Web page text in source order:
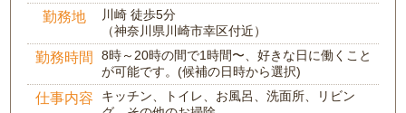
勤務地
川崎 徒歩5分
（神奈川県川崎市幸区付近）
勤務時間
8時～20時の間で1時間〜、好きな日に働くこと
が可能です。(候補の日時から選択)
仕事内容
キッチン、トイレ、お風呂、洗面所、リビン